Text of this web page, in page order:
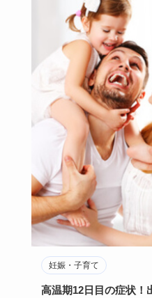
妊娠・子育て
高温期12日目の症状！